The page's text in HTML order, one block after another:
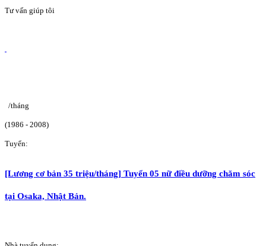
Tư vấn giúp tôi
/tháng
(1986 - 2008)
Tuyển:
[Lương cơ bản 35 triệu/tháng] Tuyển 05 nữ điều dưỡng chăm sóc
tại Osaka, Nhật Bản.